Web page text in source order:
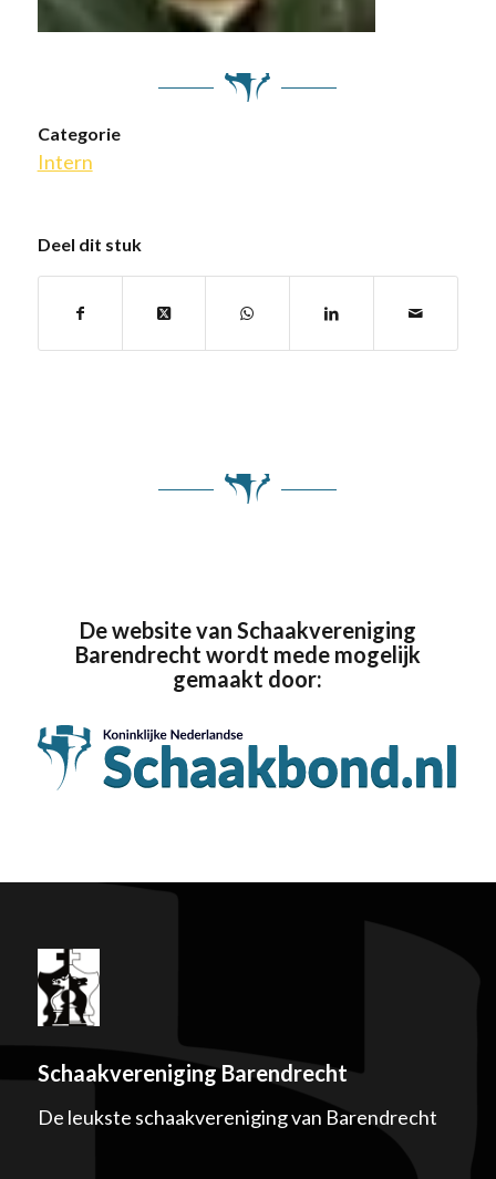
Categorie
Intern
Deel dit stuk
De website van Schaakvereniging
Barendrecht wordt mede mogelijk
gemaakt door:
Schaakvereniging Barendrecht
De leukste schaakvereniging van Barendrecht